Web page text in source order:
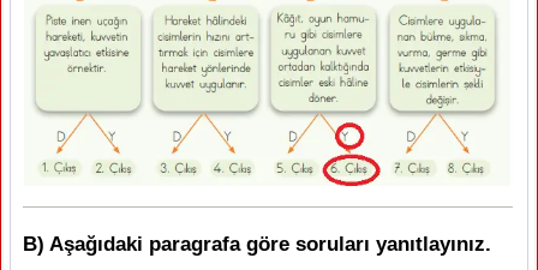
B) Aşağıdaki paragrafa göre soruları yanıtlayınız.